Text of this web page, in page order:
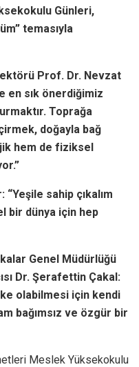
Günleri,
temasıyla
Prof. Dr. Nevzat
en sık önerdiğimiz
Toprağa
doğayla bağ
hem de fiziksel
sahip çıkalım
bir dünya için hep
Genel Müdürlüğü
Dr. Şerafettin Çakal:
olabilmesi için kendi
bağımsız ve özgür bir
Meslek Yüksekokulu